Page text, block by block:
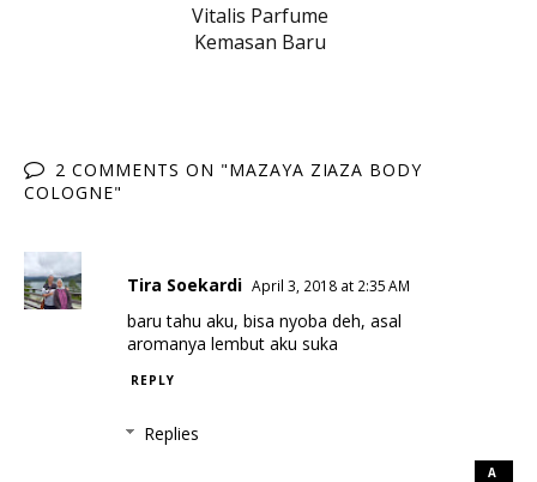
Vitalis Parfume
Kemasan Baru
2 COMMENTS ON "MAZAYA ZIAZA BODY
COLOGNE"
Tira Soekardi April 3, 2018 at 2:35 AM
baru tahu aku, bisa nyoba deh, asal
aromanya lembut aku suka
REPLY
Replies